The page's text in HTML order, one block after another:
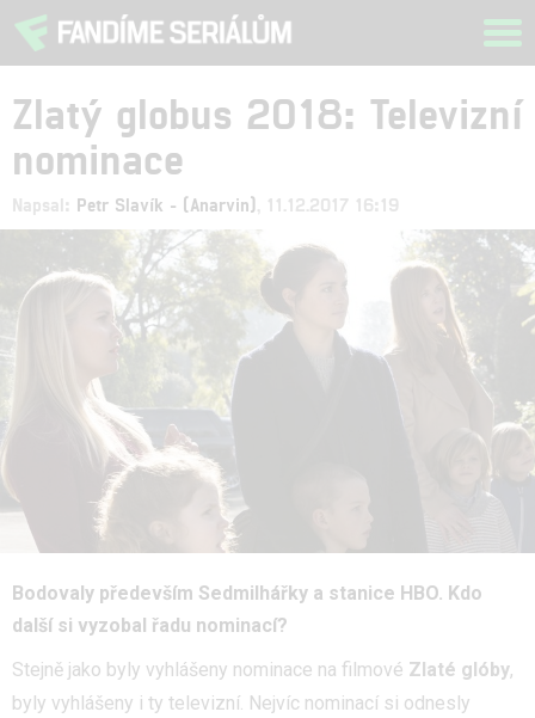
Zlatý globus 2018: Televizní
nominace
Napsal: Petr Slavík - (Anarvin) , 11.12.2017 16:19
Bodovaly především Sedmilhářky a stanice HBO. Kdo
další si vyzobal řadu nominací?
Stejně jako byly vyhlášeny nominace na filmové Zlaté glóby,
byly vyhlášeny i ty televizní. Nejvíc nominací si odnesly